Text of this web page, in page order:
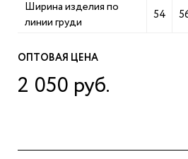
ОПТОВАЯ ЦЕНА
2 050 руб.
Ширина изделия по
линии груди
54